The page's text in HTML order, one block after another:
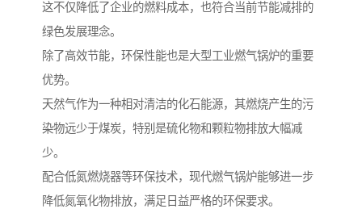
这不仅降低了企业的燃料成本，也符合当前节能减排的
绿色发展理念。
除了高效节能，环保性能也是大型工业燃气锅炉的重要
优势。
天然气作为一种相对清洁的化石能源，其燃烧产生的污
染物远少于煤炭，特别是硫化物和颗粒物排放大幅减
少。
配合低氮燃烧器等环保技术，现代燃气锅炉能够进一步
降低氮氧化物排放，满足日益严格的环保要求。